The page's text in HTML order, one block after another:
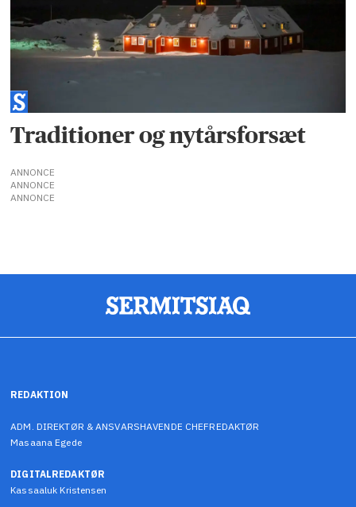
Traditioner og nytårsforsæt
ANNONCE
ANNONCE
ANNONCE
REDAKTION
ADM. DIREKTØR & ANSVARSHAVENDE CHEFREDAKTØR
Masaana Egede
DIGITALREDAKTØR
Kassaaluk Kristensen